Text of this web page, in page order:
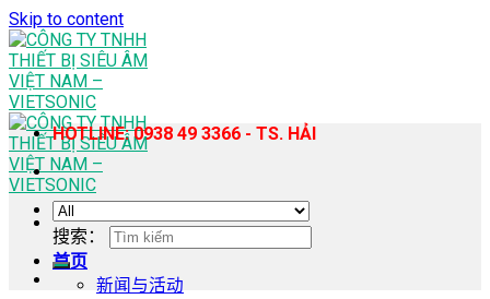
Skip to content
首页
新闻与活动
HOTLINE: 0938 49 3366 - TS. HẢI
搜索：